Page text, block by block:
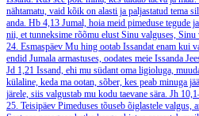
nähtamatu, vaid kõik on alasti ja paljastatud tema
anda. Hb 4,13 Jumal, hoia meid pimeduse tegude
nii, et tunneksime rõõmu elust Sinu valguses, Sinu
24. Esmaspäev Mu hing ootab Issandat enam kui
endid Jumala armastuses, oodates meie Issanda
Jd 1,21 Issand, ehi mu südant oma ligioluga,
külaline, keda ma ootan, sõber, kes peab minuga
järele, siis valgustab mu kodu taevane sära. Jh
25. Teisipäev Pimeduses tõuseb õiglastele valgus,